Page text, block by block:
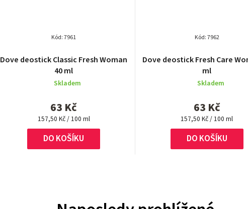
Dove deostick Classic Fresh Woman
40 ml
Skladem
63 Kč
Měrná
cena:
157,50 Kč / 100 ml
DO KOŠÍKU
Kód:7961
Dove deostick Fresh Care
ml
Skladem
63 Kč
Měrná
cena:
157,50 Kč / 100 ml
DO KOŠÍKU
Kód:7962